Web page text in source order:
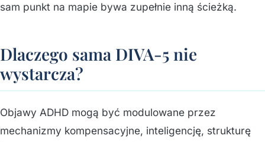
sam punkt na mapie bywa zupełnie inną ścieżką.
Dlaczego sama DIVA-5 nie
wystarcza?
Objawy ADHD mogą być modulowane przez
mechanizmy kompensacyjne, inteligencję, strukturę